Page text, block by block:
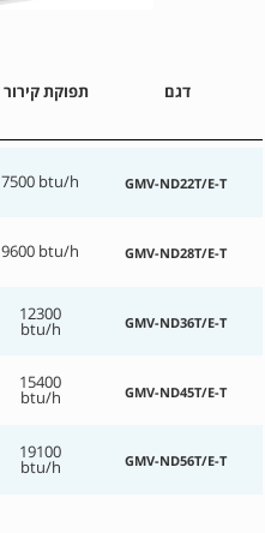
דגם תפוקת קירור
GMV-ND22T/E-T
7500 btu/h
GMV-ND28T/E-T
9600 btu/h
GMV-ND36T/E-T
12300
btu/h
GMV-ND45T/E-T
15400
btu/h
GMV-ND56T/E-T
19100
btu/h